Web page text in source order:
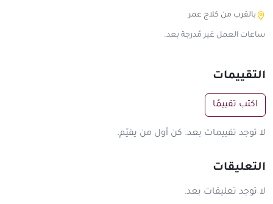
بالقرب من كلاج عمر
ساعات العمل غير مُدرجة بعد.
التقييمات
اكتب تقييمًا
لا توجد تقييمات بعد. كن أول من يقيّم.
التعليقات
لا توجد تعليقات بعد.